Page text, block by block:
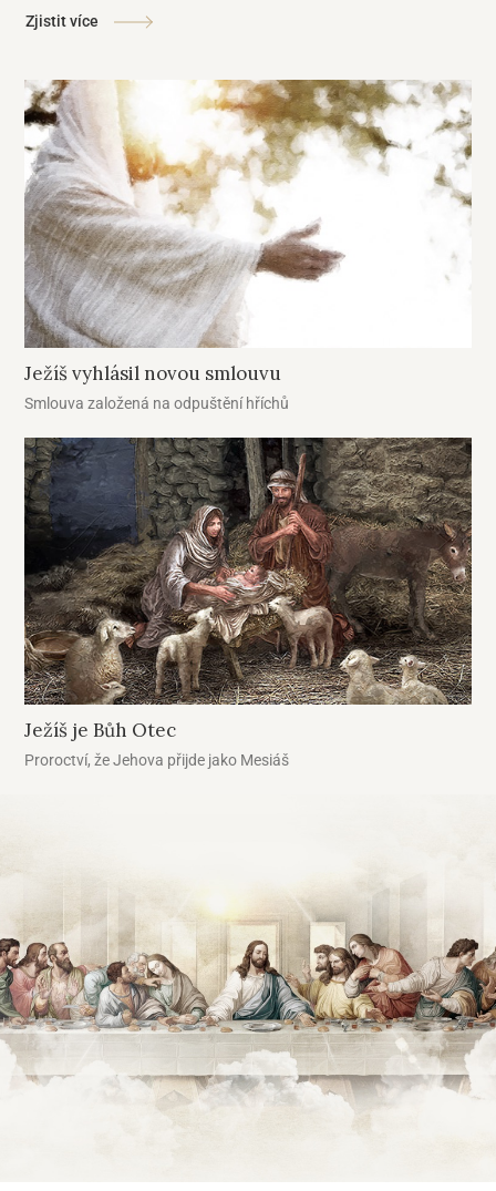
Zjistit více
Ježíš vyhlásil novou smlouvu
Smlouva založená na odpuštění hříchů
Ježíš je Bůh Otec
Proroctví, že Jehova přijde jako Mesiáš